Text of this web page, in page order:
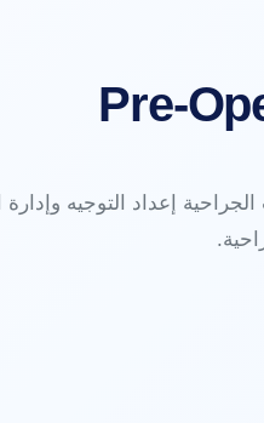
Pre-
إعداد التوجيه وإدارة